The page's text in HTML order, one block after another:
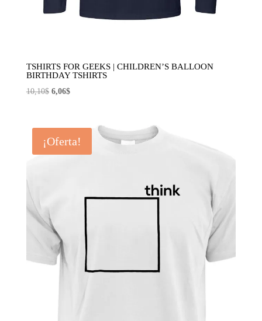
TSHIRTS FOR GEEKS | CHILDREN’S BALLOON
BIRTHDAY TSHIRTS
10,10$ El
era:
10,10$.
6,06$El
es:
6,06$.
¡Oferta!